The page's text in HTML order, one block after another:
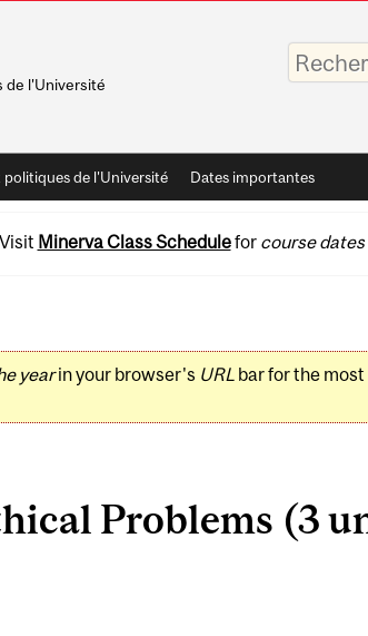
de l'Université
Saisissez
vos
mots-
politiques de l'Université Dates importantes
Visit Minerva Class Schedulefor course
yearin your browser's URLbar for the most
Problems (3